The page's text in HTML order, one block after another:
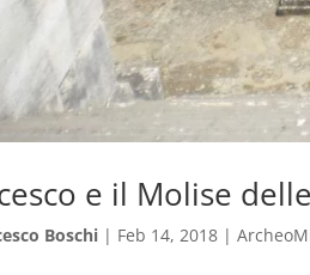
e il Molise
Boschi | Feb 14, 2018 |